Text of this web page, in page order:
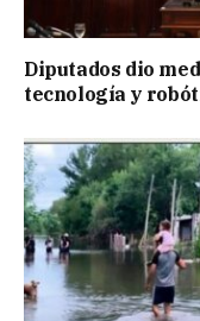
Diputados dio
tecnología y